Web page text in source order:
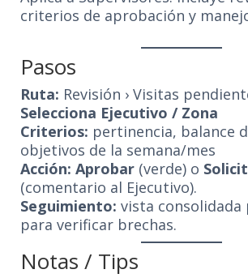
criterios de aprobación y
Pasos
Ruta: Revisión › Visitas
Selecciona Ejecutivo / Zona
Criterios: pertinencia, balance
objetivos de la semana/mes
Acción: Aprobar (verde) o
(comentario al Ejecutivo).
Seguimiento: vista consolidada
para verificar brechas.
Notas / Tips